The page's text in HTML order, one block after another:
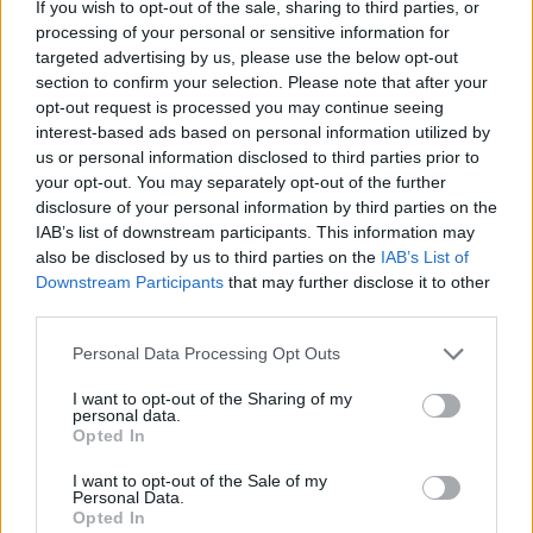
If you wish to opt-out of the sale, sharing to third parties, or
processing of your personal or sensitive information for
targeted advertising by us, please use the below opt-out
section to confirm your selection. Please note that after your
opt-out request is processed you may continue seeing
interest-based ads based on personal information utilized by
us or personal information disclosed to third parties prior to
your opt-out. You may separately opt-out of the further
disclosure of your personal information by third parties on the
IAB’s list of downstream participants. This information may
also be disclosed by us to third parties on the IAB’s List of
Downstream Participants that may further disclose it to other
Personal Data Processing Opt Outs
I want to opt-out of the Sharing of my
personal data.
Opted In
I want to opt-out of the Sale of my
Personal Data.
Opted In
Vrasja e 20-vjeçarit në
Korçë, zbardhen detajet e
konfliktit dhe gjendet një
thikë pranë viktimës
Rama: 1.100 gjoba për
shpejtësi brenda një jave,
kamerat e trafikut pritet të
nisin së shpejti
monitorimin
Zbulohet identiteti i 20-
vjeçarit të vrarë në Korçë,
brenda një pallati
Zjarr në Gjirokastër/
Izolohet flaka në mal,
shkrumbohen 3 hektarë
me shkurre e barishte në
kufirin mes Golemit dhe